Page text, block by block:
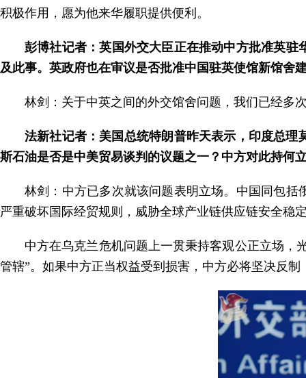
积极作用，愿为他来华履职提供便利。
彭博社记者：英国外交大臣正在推动中方批准英
及此事。英政府也在审议是否批准中国驻英使馆新馆舍
林剑：关于中英之间的外交馆舍问题，我们已经多
法新社记者：美国总统特朗普昨天表示，印度总
斯石油是否是中美贸易谈判的议题之一？中方对此持何
林剑：中方已多次就该问题表明立场。中国同包
严重破坏国际经贸规则，威胁全球产业链供应链安全稳
中方在乌克兰危机问题上一贯秉持客观公正立场，
管辖”。如果中方正当权益受到损害，中方必将坚决反